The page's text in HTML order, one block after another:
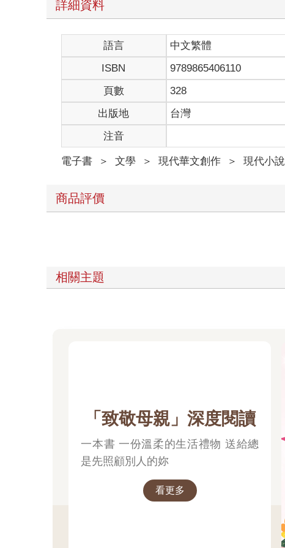
詳細資料
語言 中文繁體
ISBN
9789865406110
頁數
328
出版地
台灣
注音
電子書 ＞ 文學 ＞ 現代華文創作 ＞ 現代小說
商品評價
相關主題
「致敬母親」深度閱讀
一本書 一份溫柔的生活禮物 送給總
是先照顧別人的妳
看更多